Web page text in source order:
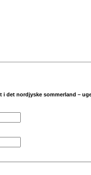
i det nordjyske sommerland –